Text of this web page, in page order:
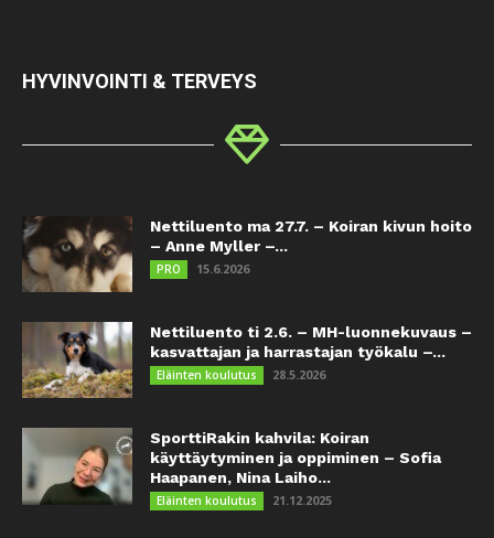
HYVINVOINTI & TERVEYS
Nettiluento ma 27.7. – Koiran kivun hoito
– Anne Myller –...
PRO 15.6.2026
Nettiluento ti 2.6. – MH-luonnekuvaus –
kasvattajan ja harrastajan työkalu –...
Eläinten koulutus 28.5.2026
SporttiRakin kahvila: Koiran
käyttäytyminen ja oppiminen – Sofia
Haapanen, Nina Laiho...
Eläinten koulutus 21.12.2025